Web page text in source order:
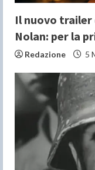
Il nuovo trailer
Nolan: per la
Redazione 5